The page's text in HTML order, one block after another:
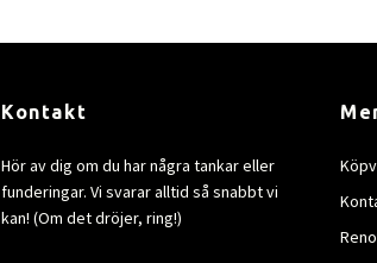
Kontakt
Hör av dig om du har några tankar eller
funderingar. Vi svarar alltid så snabbt vi
kan! (Om det dröjer, ring!)